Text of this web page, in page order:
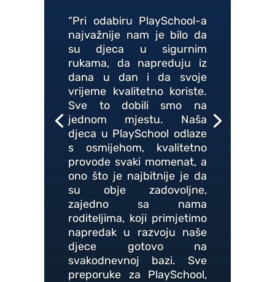
“Pri odabiru PlaySchool-a
najvažnije nam je bilo da
su djeca u sigurnim
rukama, da napreduju iz
dana u dan i da svoje
vrijeme kvalitetno koriste.
Sve to dobili smo na
jednom mjestu. Naša
djeca u PlaySchool odlaze
s osmijehom, kvalitetno
provode svaki momenat, a
ono što je najbitnije je da
su obje zadovoljne,
zajedno sa nama
roditeljima, koji primjetimo
napredak u razvoju naše
djece gotovo na
svakodnevnoj bazi. Sve
preporuke za PlaySchool,